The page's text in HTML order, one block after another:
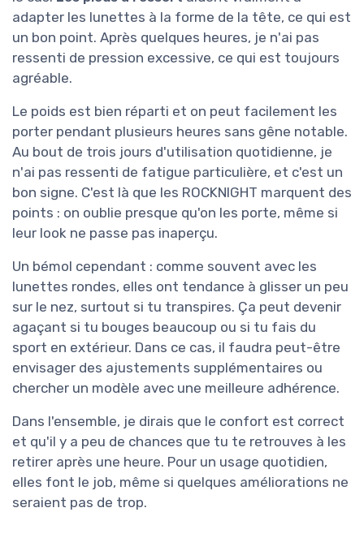
adapter les lunettes à la forme de la tête, ce qui est
un bon point. Après quelques heures, je n'ai pas
ressenti de pression excessive, ce qui est toujours
agréable.
Le poids est bien réparti et on peut facilement les
porter pendant plusieurs heures sans gêne notable.
Au bout de trois jours d'utilisation quotidienne, je
n'ai pas ressenti de fatigue particulière, et c'est un
bon signe. C'est là que les ROCKNIGHT marquent des
points : on oublie presque qu'on les porte, même si
leur look ne passe pas inaperçu.
Un bémol cependant : comme souvent avec les
lunettes rondes, elles ont tendance à glisser un peu
sur le nez, surtout si tu transpires. Ça peut devenir
agaçant si tu bouges beaucoup ou si tu fais du
sport en extérieur. Dans ce cas, il faudra peut-être
envisager des ajustements supplémentaires ou
chercher un modèle avec une meilleure adhérence.
Dans l'ensemble, je dirais que le confort est correct
et qu'il y a peu de chances que tu te retrouves à les
retirer après une heure. Pour un usage quotidien,
elles font le job, même si quelques améliorations ne
seraient pas de trop.